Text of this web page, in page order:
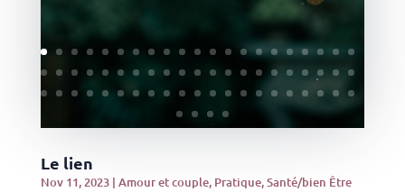
Le lien
Nov 11, 2023| Amour et couple, Pratique,Santé/bien Être